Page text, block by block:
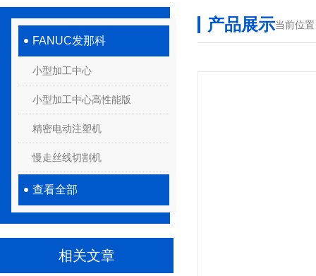
FANUC发那科
小型加工中心
小型加工中心高性能版
精密电动注塑机
慢走丝线切割机
查看全部
相关文章
产品展示当前位